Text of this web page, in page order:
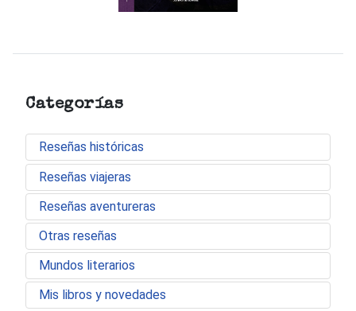
Categorías
Reseñas históricas
Reseñas viajeras
Reseñas aventureras
Otras reseñas
Mundos literarios
Mis libros y novedades